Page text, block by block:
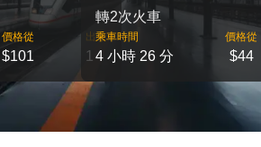
價格從
$101
出發
1
轉2次火車
乘車時間
4 小時 26 分
價格從
$44